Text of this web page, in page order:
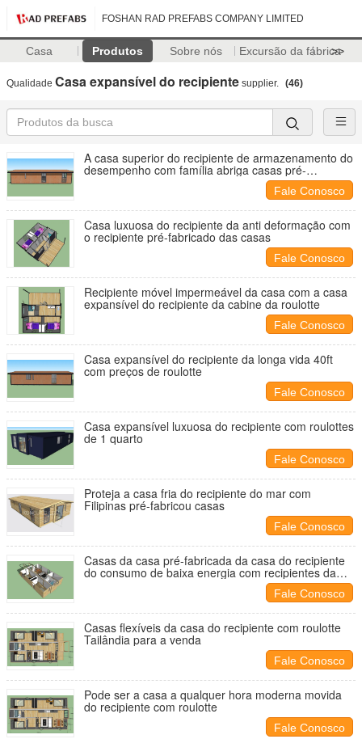
FOSHAN RAD PREFABS COMPANY LIMITED
Casa Produtos Sobre nós Excursão da fábrica
>>
Qualidade Casa expansível do recipiente supplier. (46)
A casa superior do recipiente de armazenamento do
desempenho com família abriga casas pré-
Fale Conosco
Casa luxuosa do recipiente da anti deformação com
o recipiente pré-fabricado das casas
Fale Conosco
Recipiente móvel impermeável da casa com a casa
expansível do recipiente da cabine da roulotte
Fale Conosco
Casa expansível do recipiente da longa vida 40ft
com preços de roulotte
Fale Conosco
Casa expansível luxuosa do recipiente com roulottes
de 1 quarto
Fale Conosco
Proteja a casa fria do recipiente do mar com
Filipinas pré-fabricou casas
Fale Conosco
Casas da casa pré-fabricada da casa do recipiente
do consumo de baixa energia com recipientes da
Fale Conosco
Casas flexíveis da casa do recipiente com roulotte
Tailândia para a venda
Fale Conosco
Pode ser a casa a qualquer hora moderna movida
do recipiente com roulotte
Fale Conosco